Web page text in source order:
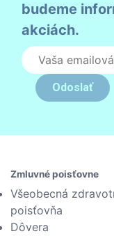
budeme
akciách.
Odoslať
Zmluvné poisťovne
Všeobecná
poisťovňa
Dôvera